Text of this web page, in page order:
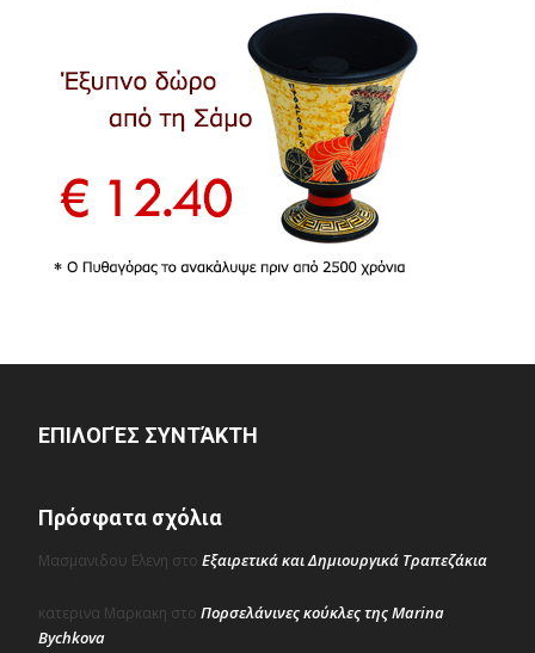
ΕΠΙΛΟΓΈΣ ΣΥΝΤΆΚΤΗ
Πρόσφατα σχόλια
Μασμανιδου Ελενη στο Εξαιρετικά και Δημιουργικά Τραπεζάκια
κατερινα Μαρκακη στο Πορσελάνινες κούκλες της Marina
Bychkova